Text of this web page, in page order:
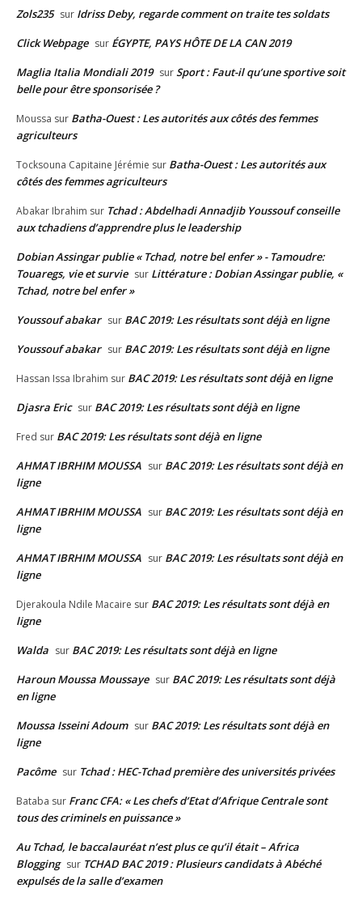
Zols235 sur Idriss Deby, regarde comment on traite tes soldats
Click Webpage sur ÉGYPTE, PAYS HÔTE DE LA CAN 2019
Maglia Italia Mondiali 2019 surSport : Faut-il qu’une sportive soit
belle pour être sponsorisée ?
Moussa sur Batha-Ouest : Les autorités aux côtés des femmes
agriculteurs
Tocksouna Capitaine Jérémie sur Batha-Ouest : Les autorités aux
côtés des femmes agriculteurs
Abakar Ibrahim sur Tchad : Abdelhadi Annadjib Youssouf conseille
aux tchadiens d’apprendre plus le leadership
Dobian Assingar publie « Tchad, notre bel enfer » - Tamoudre:
Touaregs, vie et survie sur Littérature : Dobian Assingar publie, «
Tchad, notre bel enfer »
Youssouf abakar sur BAC 2019: Les résultats sont déjà en ligne
Youssouf abakar sur BAC 2019: Les résultats sont déjà en ligne
Hassan Issa Ibrahim sur BAC 2019: Les résultats sont déjà en ligne
Djasra Eric sur BAC 2019: Les résultats sont déjà en ligne
Fred sur BAC 2019: Les résultats sont déjà en ligne
AHMAT IBRHIM MOUSSA sur BAC 2019: Les résultats sont déjà en
ligne
AHMAT IBRHIM MOUSSA sur BAC 2019: Les résultats sont déjà en
ligne
AHMAT IBRHIM MOUSSA sur BAC 2019: Les résultats sont déjà en
ligne
Djerakoula Ndile Macaire sur BAC 2019: Les résultats sont déjà en
ligne
Walda sur BAC 2019: Les résultats sont déjà en ligne
Haroun Moussa Moussaye sur BAC 2019: Les résultats sont déjà
en ligne
Moussa Isseini Adoum sur BAC 2019: Les résultats sont déjà en
ligne
Pacôme sur Tchad : HEC-Tchad première des universités privées
Bataba sur Franc CFA: « Les chefs d’Etat d’Afrique Centrale sont
tous des criminels en puissance »
Au Tchad, le baccalauréat n’est plus ce qu’il était – Africa
Blogging sur TCHAD BAC 2019 : Plusieurs candidats à Abéché
expulsés de la salle d’examen